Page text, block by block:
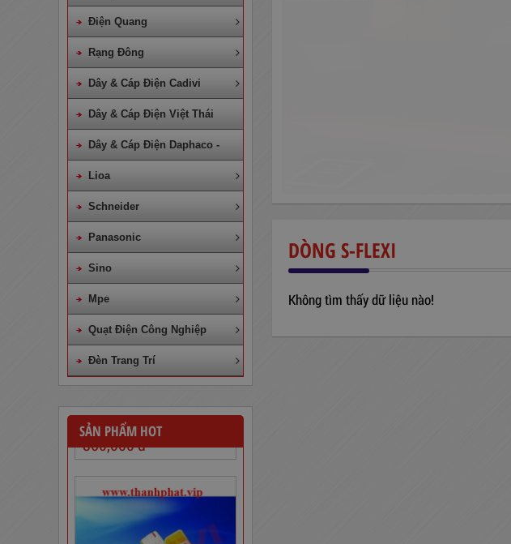
DÒNG S-FLEXI
Không tìm thấy dữ liệu nào!
Điện Quang
Rạng Đông
Dây & Cáp Điện Cadivi
Dây & Cáp Điện Việt Thái
Dây & Cáp Điện Daphaco -
Lion
Lioa
Schneider
Panasonic
Sino
Mpe
Quạt Điện Công Nghiệp
Đèn Trang Trí
SẢN PHẨM HOT
Dây Cáp Điện 1 Ruột Cadivi CV
4,0
860,000đ